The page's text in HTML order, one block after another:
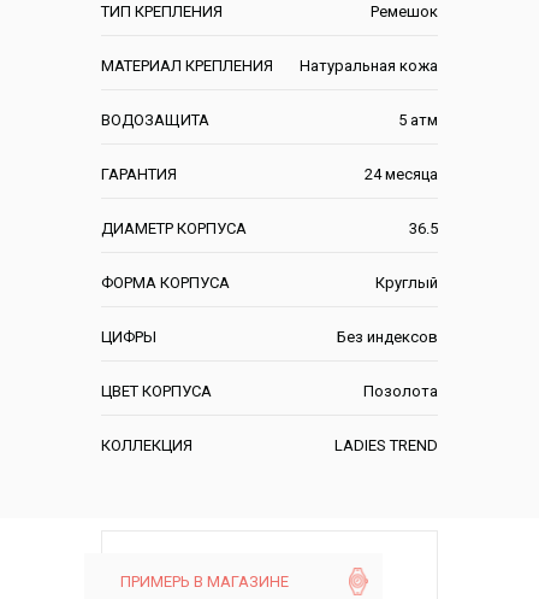
ТИП КРЕПЛЕНИЯ Ремешок
МАТЕРИАЛ КРЕПЛЕНИЯ Натуральная кожа
ВОДОЗАЩИТА 5 атм
ГАРАНТИЯ 24 месяца
ДИАМЕТР КОРПУСА 36.5
ФОРМА КОРПУСА Круглый
ЦИФРЫ Без индексов
ЦВЕТ КОРПУСА Позолота
КОЛЛЕКЦИЯ LADIES TREND
ПРИМЕРЬ В МАГАЗИНЕ